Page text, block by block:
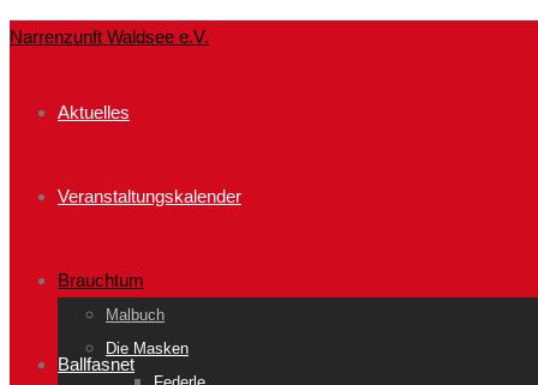
Narrenzunft Waldsee e.V.
Aktuelles
Veranstaltungskalender
Brauchtum
Malbuch
Die Masken
Ballfasnet